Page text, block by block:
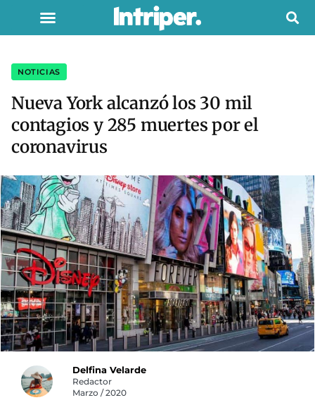
NOTICIAS
Nueva York alcanzó los 30 mil
contagios y 285 muertes por el
coronavirus
Delfina Velarde
Redactor
Marzo / 2020